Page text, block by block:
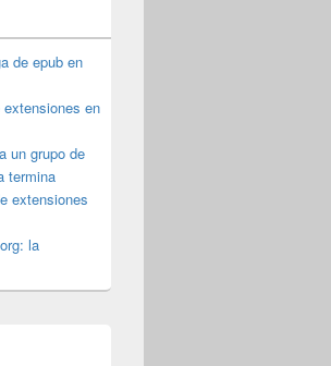
de epub en
en
un grupo de
termina
extensiones
la